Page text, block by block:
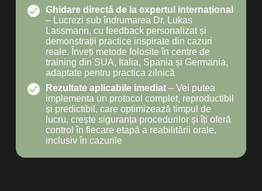
Ghidare directă de la expertul internațional
– Lucrezi sub îndrumarea Dr. Lukas
Lassmann, cu feedback personalizat și
demonstrații practice inspirate din cazuri
reale. Înveți metode folosite în centre de
training din SUA, Italia, Spania și Germania,
adaptate pentru practica zilnică
Rezultate aplicabile imediat – Vei putea
implementa un protocol complet, reproductibil
și predictibil, care optimizează timpul de
lucru, crește siguranța procedurilor și îți oferă
control în fiecare etapă a reabilitării orale,
inclusiv în cazurile